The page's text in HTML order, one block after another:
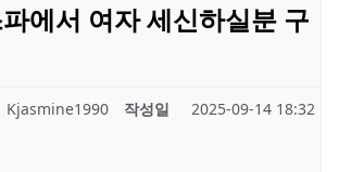
에서 여자 세신하실분 구
Kjasmine1990 작성일 2025-09-14 18:32